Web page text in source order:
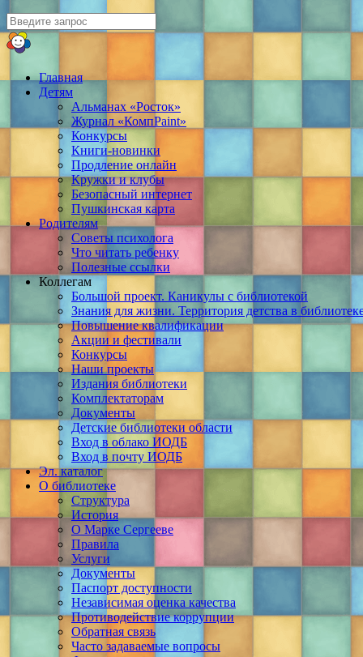
Главная
Детям
Альманах «Росток»
Журнал «КомпPaint»
Конкурсы
Книги-новинки
Продление онлайн
Кружки и клубы
Безопасный интернет
Пушкинская карта
Родителям
Советы психолога
Что читать ребенку
Полезные ссылки
Коллегам
Большой проект. Каникулы с библиотекой
Знания для жизни. Территория детства в
Повышение квалификации
Акции и фестивали
Конкурсы
Наши проекты
Издания библиотеки
Комплектаторам
Документы
Детские библиотеки области
Вход в облако ИОДБ
Вход в почту ИОДБ
Эл. каталог
О библиотеке
Структура
История
О Марке Сергееве
Правила
Услуги
Документы
Паспорт доступности
Независимая оценка качества
Противодействие коррупции
Обратная связь
Часто задаваемые вопросы